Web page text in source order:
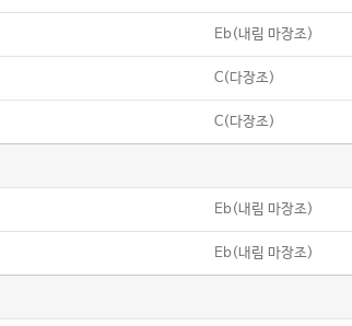
Eb(내림 마장조)
C(다장조)
C(다장조)
Eb(내림 마장조)
Eb(내림 마장조)